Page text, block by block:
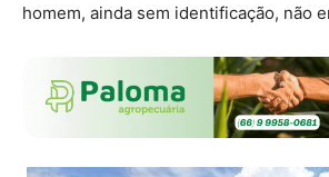
homem, ainda sem identificação, não